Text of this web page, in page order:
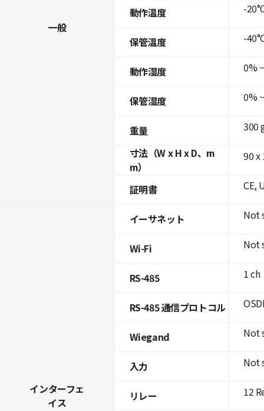
一般
動作温度
保管温度
動作湿度
保管湿度
重量
寸法（W x H x D、m
m）
証明書
インターフェ
イス
イーサネット
Wi-Fi
RS-485
RS-485 通信プロトコル
Wiegand
入力
リレー
-
-
0%
0%
300
90 x
CE,
Not
Not
1 ch
Not
Not
12